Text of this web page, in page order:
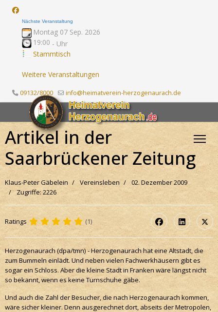
Nächste Veranstaltung
Montag 07 Sep. 2026
19:00 - Uhr
Stammtisch
Weitere Veranstaltungen
09132/8000 info@heimatverein-herzogenaurach.de
Artikel in der
Saarbrückener Zeitung
Klaus-Peter Gäbelein Vereinsleben
02. Dezember 2009
Zugriffe: 2226
Ratings (1)
Herzogenaurach (dpa/tmn) - Herzogenaurach hat eine Altstadt, die
zum Bummeln einlädt. Und neben vielen Fachwerkhäusern gibt es
sogar ein Schloss. Aber die kleine Stadt in Franken wäre längst nicht
so bekannt,wenn es keine Turnschuhe gäbe.
Und auch die Zahl der Besucher, die nach Herzogenaurach kommen,
wäre sicher kleiner. Denn ausgerechnet dort, abseits der Metropolen,